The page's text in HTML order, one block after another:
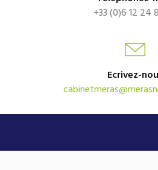
+33 (0)6 12 24
Ecrivez-